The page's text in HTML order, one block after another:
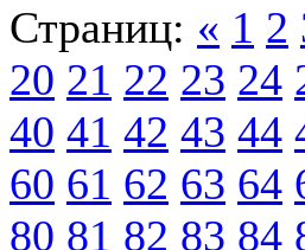
Страниц: « 1 2
20 21 22 23 24
40 41 42 43 44
60 61 62 63 64
80 81 82 83 84